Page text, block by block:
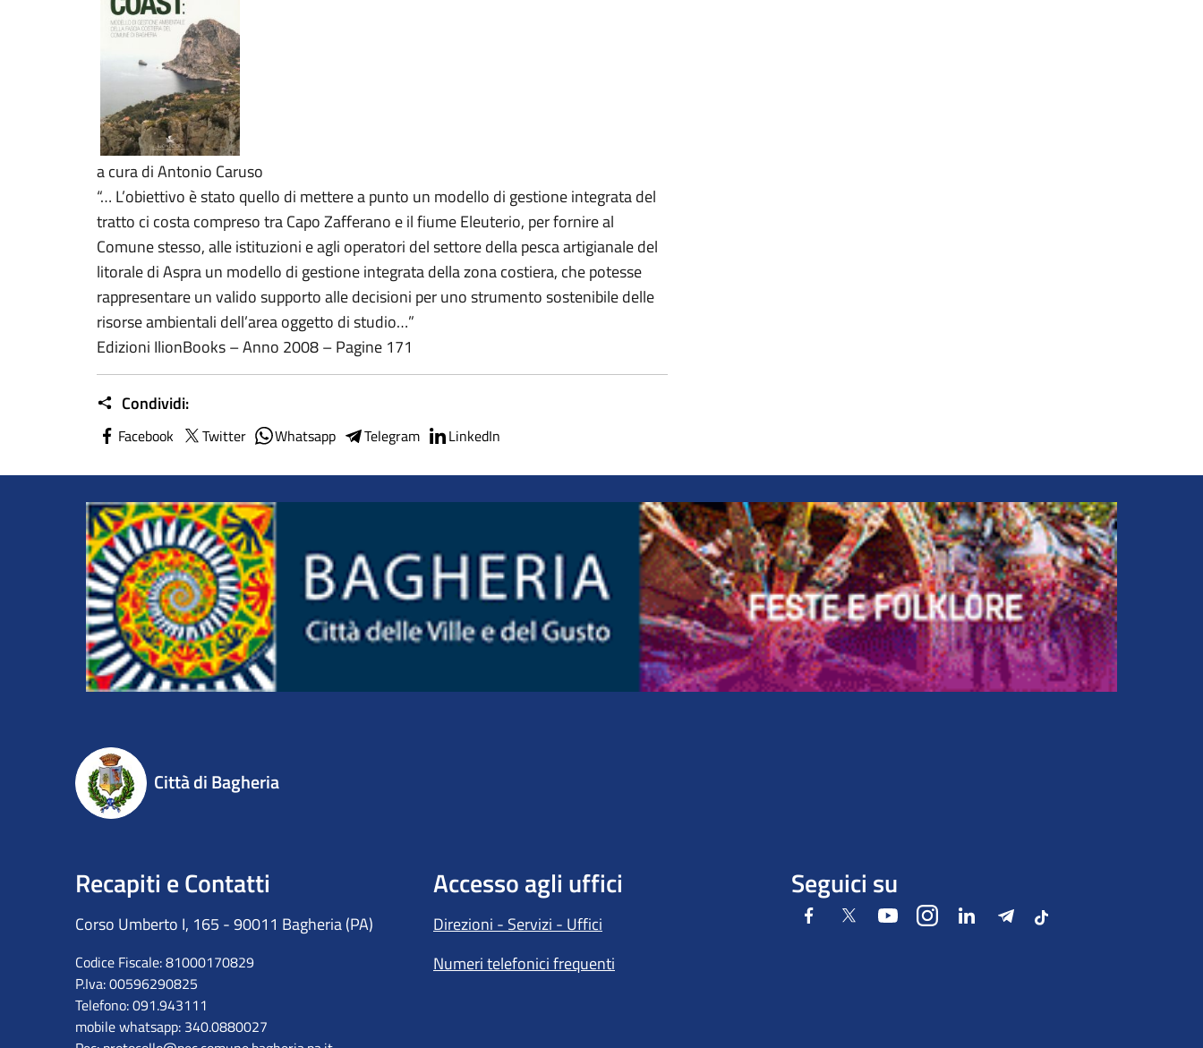
a cura di Antonio Caruso
“… L’obiettivo è stato quello di mettere a punto un modello di gestione integrata del
tratto ci costa compreso tra Capo Zafferano e il fiume Eleuterio, per fornire al
Comune stesso, alle istituzioni e agli operatori del settore della pesca artigianale del
litorale di Aspra un modello di gestione integrata della zona costiera, che potesse
rappresentare un valido supporto alle decisioni per uno strumento sostenibile delle
risorse ambientali dell’area oggetto di studio…”
Edizioni IlionBooks – Anno 2008 – Pagine 171
Condividi:
Facebook Twitter Whatsapp Telegram LinkedIn
Città di Bagheria
Recapiti e Contatti
Corso Umberto I, 165 - 90011 Bagheria (PA)
Codice Fiscale: 81000170829
P.Iva: 00596290825
Telefono: 091.943111
mobile whatsapp: 340.0880027
Accesso agli uffici
Direzioni - Servizi - Uffici
Numeri telefonici frequenti
Seguici su
FacebookTwitter YoutubeInstagramLinkedIn Telegram
Tiktok